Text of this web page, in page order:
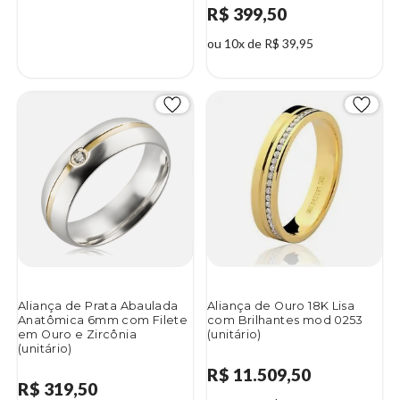
R$ 399,50
ou 10x de R$ 39,95
Aliança de Prata Abaulada
Anatômica 6mm com Filete
em Ouro e Zircônia
(unitário)
R$ 319,50
Aliança de Ouro 18K Lisa
com Brilhantes mod 0253
(unitário)
R$ 11.509,50